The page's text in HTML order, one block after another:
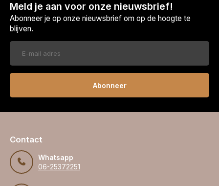
Meld je aan voor onze nieuwsbrief!
Abonneer je op onze nieuwsbrief om op de hoogte te
blijven.
Abonneer
Contact
Whatsapp
06-25372251